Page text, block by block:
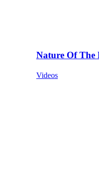
Nature Of The
Videos